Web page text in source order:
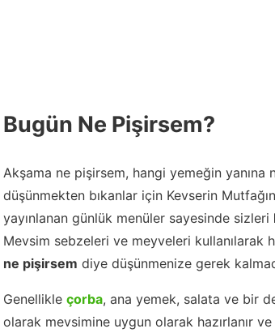
Bugün Ne Pişirsem?
Akşama ne pişirsem, hangi yemeğin yanına
düşünmekten bıkanlar için Kevserin
yayınlanan günlük menüler sayesinde sizleri
Mevsim sebzeleri ve meyveleri kullanılarak
ne pişirsem diye düşünmenize gerek
Genellikle çorba, ana yemek, salata ve bir
olarak mevsimine uygun olarak hazırlanır